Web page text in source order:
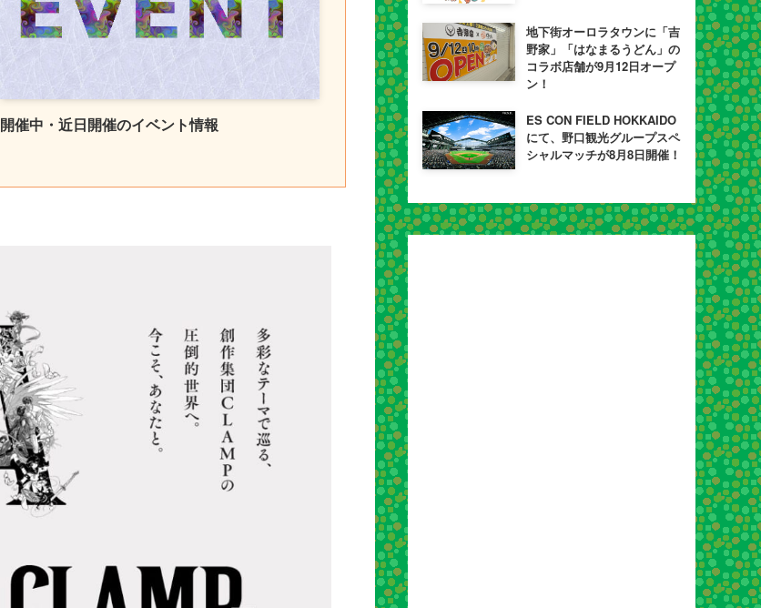
開催中・近日開催のイベント情報
地下街オーロラタウンに「吉
野家」「はなまるうどん」の
コラボ店舗が9月12日オープ
ン！
ES CON FIELD HOKKAIDO
にて、野口観光グループスペ
シャルマッチが8月8日開催！